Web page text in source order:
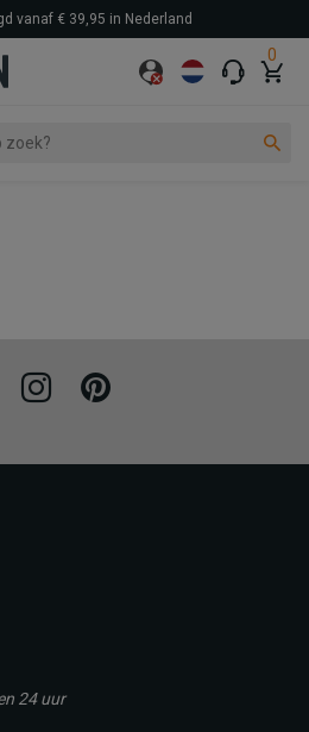
0
vanaf € 39,95 in Nederland
FacebookInstagramPinterest
24 uur